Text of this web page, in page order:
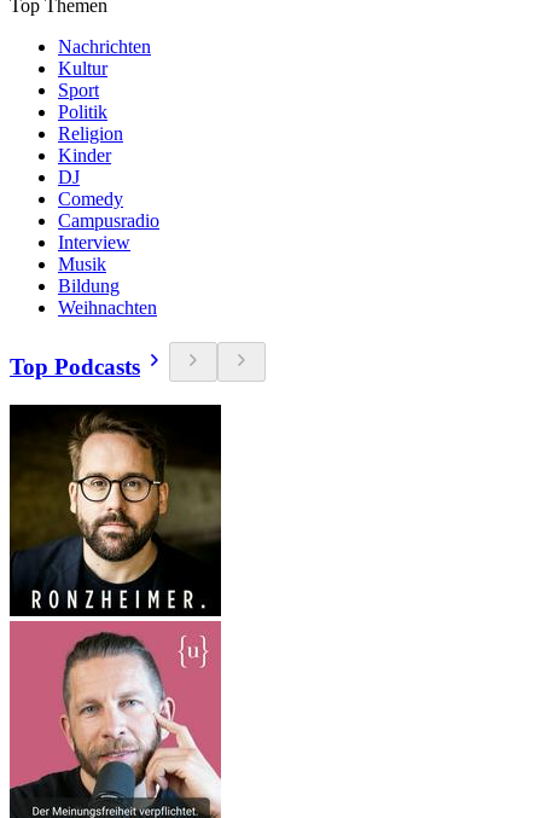
Top Themen
Nachrichten
Kultur
Sport
Politik
Religion
Kinder
DJ
Comedy
Campusradio
Interview
Musik
Bildung
Weihnachten
Top Podcasts